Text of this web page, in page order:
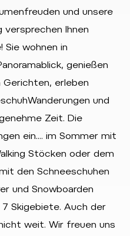
und unsere
versprechen Ihnen
Sie wohnen in
genießen
erleben
und
Zeit. Die
ein.... im Sommer mit
Stöcken oder dem
den Schneeschuhen
und Snowboarden
Skigebiete. Auch der
weit. Wir freuen uns